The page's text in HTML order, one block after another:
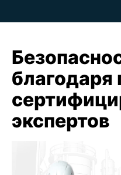
экспертов